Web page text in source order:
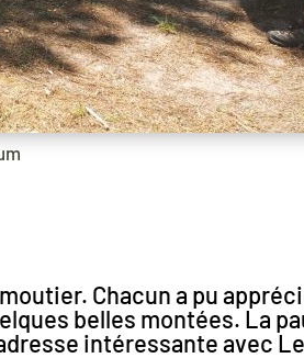
Chacun a pu
belles montées. La
intéressante avec